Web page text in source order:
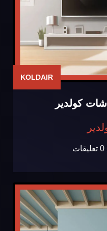
KOLDAIR
كولدير
0 تعليقات